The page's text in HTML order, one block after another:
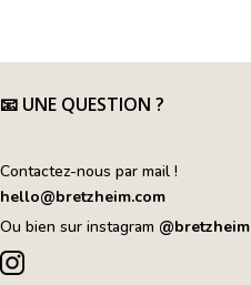
📧 UNE QUESTION ?
Contactez-nous par mail !
hello@bretzheim.com
Ou bien sur instagram @bretzheim